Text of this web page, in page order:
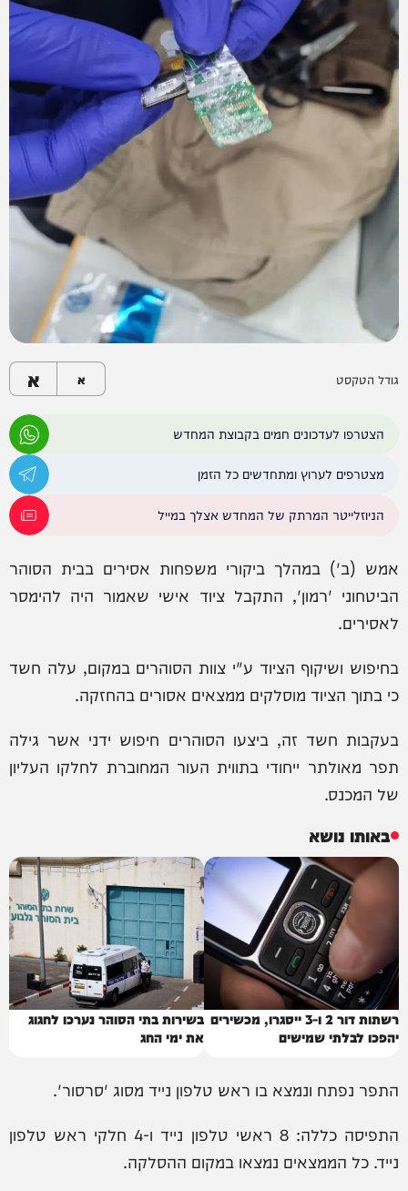
גודל הטקסט א א
הצטרפו לעדכונים חמים בקבוצת המחדש
מצטרפים לערוץ ומתחדשים כל הזמן
הניוזלייטר המרתק של המחדש אצלך במייל
אמש (ב') במהלך ביקורי משפחות אסירים בבית הסוהר
הביטחוני 'רמון', התקבל ציוד אישי שאמור היה להימסר
לאסירים.
בחיפוש ושיקוף הציוד ע"י צוות הסוהרים במקום, עלה חשד
כי בתוך הציוד מוסלקים ממצאים אסורים בהחזקה.
בעקבות חשד זה, ביצעו הסוהרים חיפוש ידני אשר גילה
תפר מאולתר ייחודי בתווית העור המחוברת לחלקו העליון
של המכנס.
באותו נושא
רשתות דור 2 ו-3 ייסגרו, מכשירים
יהפכו לבלתי שמישים
בשירות בתי הסוהר נערכו לחגוג
את ימי החג
התפר נפתח ונמצא בו ראש טלפון נייד מסוג 'סרסור'.
התפיסה כללה: 8 ראשי טלפון נייד ו-4 חלקי ראש טלפון
נייד. כל הממצאים נמצאו במקום ההסלקה.